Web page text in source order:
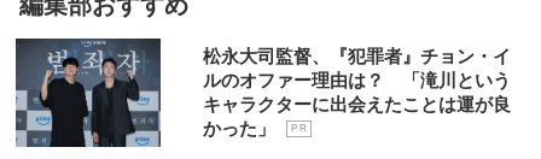
松永大司監督、『犯罪者』チョン・イ
ルのオファー理由は？ 「滝川という
キャラクターに出会えたことは運が良
かった」
P R